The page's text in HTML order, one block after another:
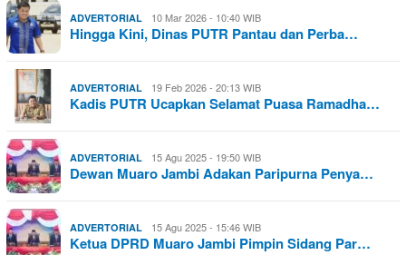
ADVERTORIAL 10 Mar 2026 - 10:40 WIB
Hingga Kini, Dinas PUTR Pantau dan Perba…
ADVERTORIAL 19 Feb 2026 - 20:13 WIB
Kadis PUTR Ucapkan Selamat Puasa Ramadha…
ADVERTORIAL 15 Agu 2025 - 19:50 WIB
Dewan Muaro Jambi Adakan Paripurna Penya…
ADVERTORIAL 15 Agu 2025 - 15:46 WIB
Ketua DPRD Muaro Jambi Pimpin Sidang Par…